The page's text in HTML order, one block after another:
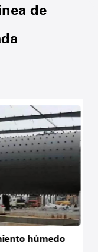
de
húmedo